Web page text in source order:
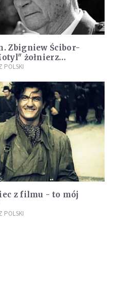
Zbigniew Ścibor-
żołnierz
Warszawskiego
POLSKI
z filmu - to mój
POLSKI